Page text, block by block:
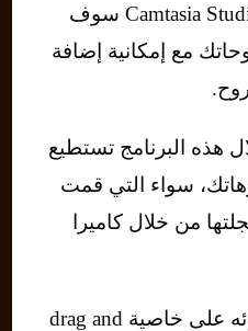
في هذه الحالة برنامج Camtasia Studio سوف
مع إمكانية إضافة
هذه البرنامج تستطيع
سواء التي قمت
من خلال كاميرا
يتميز هذا البرنامج باحتوائه على خاصية drag and